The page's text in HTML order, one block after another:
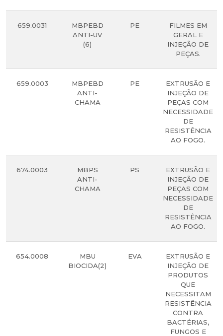
659.0031
MBPEBD
ANTI-UV
(6)
PE
FILMES EM
GERAL E
INJEÇÃO DE
PEÇAS.
659.0003
MBPEBD
ANTI-
CHAMA
PE
EXTRUSÃO E
INJEÇÃO DE
PEÇAS COM
NECESSIDADE
DE
RESISTÊNCIA
AO FOGO.
674.0003
MBPS
ANTI-
CHAMA
PS
EXTRUSÃO E
INJEÇÃO DE
PEÇAS COM
NECESSIDADE
DE
RESISTÊNCIA
AO FOGO.
654.0008
MBU
BIOCIDA(2)
EVA
EXTRUSÃO E
INJEÇÃO DE
PRODUTOS
QUE
NECESSITAM
RESISTÊNCIA
CONTRA
BACTÉRIAS,
FUNGOS E